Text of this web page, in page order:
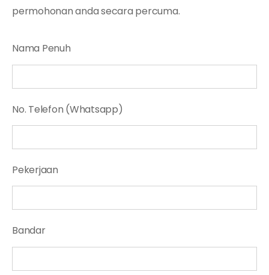
permohonan anda secara percuma.
Nama Penuh
No. Telefon (Whatsapp)
Pekerjaan
Bandar